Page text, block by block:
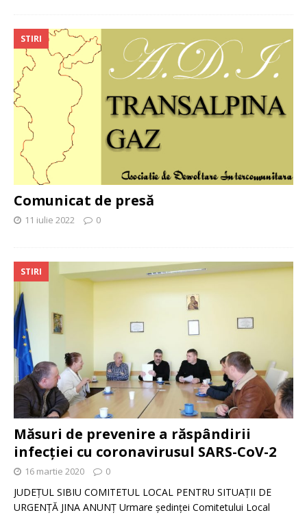
STIRI
Comunicat de presă
11 iulie 2022 0
STIRI
Măsuri de prevenire a răspândirii
infecției cu coronavirusul SARS-CoV-2
16 martie 2020 0
JUDEŢUL SIBIU COMITETUL LOCAL PENTRU SITUAŢII DE
URGENŢĂ JINA ANUNȚ Urmare ședinței Comitetului Local